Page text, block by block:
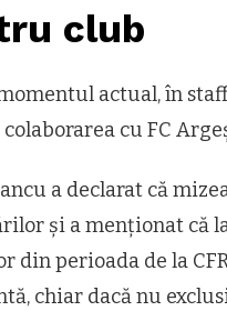
club
actual, în
cu FC
a declarat că
și a menționat că
din perioada de la
chiar dacă nu